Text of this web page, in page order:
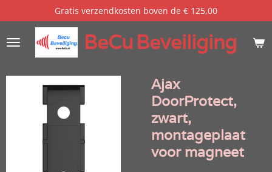
direct
naar
de
BeCuBeveiliging
Gratis verzendkosten boven de € 125,00
Ajax
DoorProtect,
zwart,
montageplaat
voor magneet